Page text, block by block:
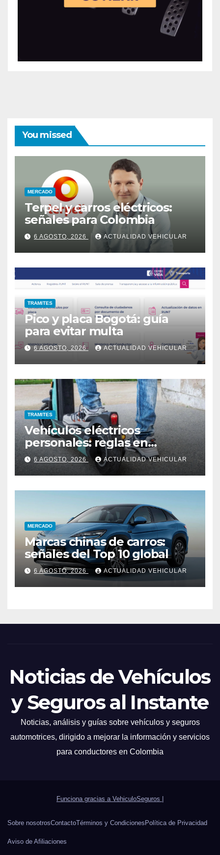
You missed
MERCADO
Terpel y carros eléctricos:
señales para Colombia
6 AGOSTO, 2026 ACTUALIDAD VEHICULAR
TRAMITES
Pico y placa Bogotá: guía
para evitar multa
6 AGOSTO, 2026 ACTUALIDAD VEHICULAR
TRAMITES
Vehículos eléctricos
personales: reglas en
Colombia
6 AGOSTO, 2026 ACTUALIDAD VEHICULAR
MERCADO
Marcas chinas de carros:
señales del Top 10 global
6 AGOSTO, 2026 ACTUALIDAD VEHICULAR
Noticias de Vehículos
y Seguros al Instante
Noticias, análisis y guías sobre vehículos y seguros
automotrices, dirigido a mejorar la información y servicios
para conductores en Colombia
Funciona gracias a VehiculoSeguros
Sobre nosotrosContactoTérminos y CondicionesPolítica de Privacidad
Aviso de Afiliaciones